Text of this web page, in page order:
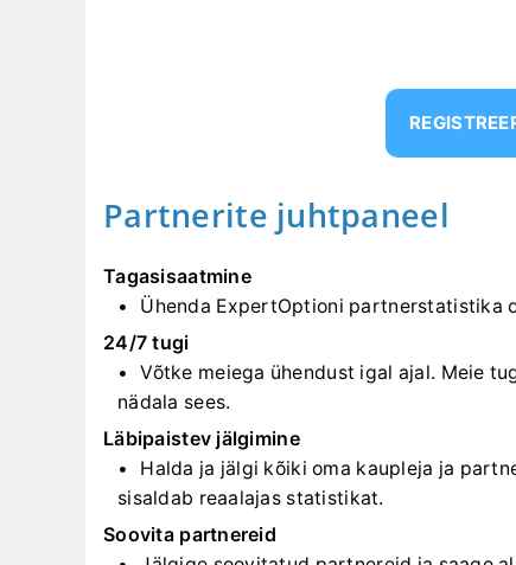
Partnerite juhtpaneel
Tagasisaatmine
Ühenda ExpertOptioni partnerstatistika
24/7 tugi
Võtke meiega ühendust igal ajal. Meie
nädala sees.
Läbipaistev jälgimine
Halda ja jälgi kõiki oma kaupleja ja
sisaldab reaalajas statistikat.
Soovita partnereid